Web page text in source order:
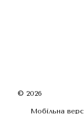
© 2026
Мобільна